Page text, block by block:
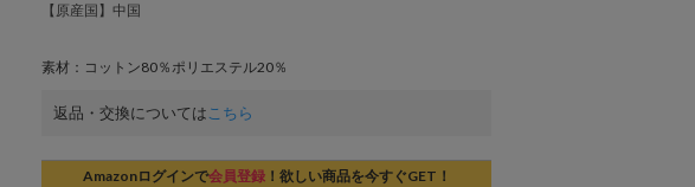
【原産国】中国
素材：コットン80％ポリエステル20％
返品・交換についてはこちら
Amazonログインで会員登録！欲しい商品を今すぐGET！